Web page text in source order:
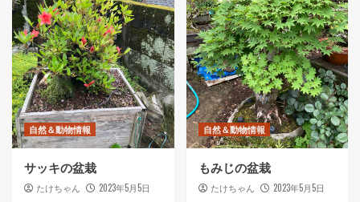
自然＆動物情報
サッキの盆栽
たけちゃん 2023年5月5日
自然＆動物情報
もみじの盆栽
たけちゃん 2023年5月5日